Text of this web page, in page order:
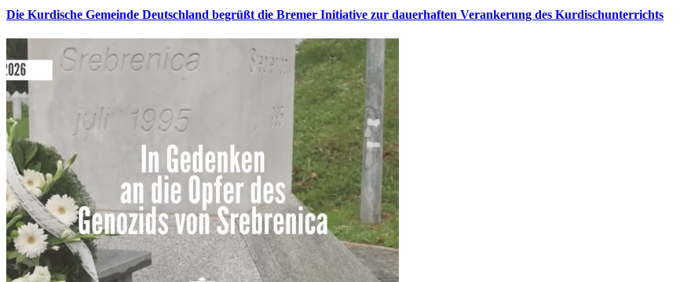
Die Kurdische Gemeinde Deutschland begrüßt die Bremer Initiative zur dauerhaften Verankerung des Kurdischunterrichts